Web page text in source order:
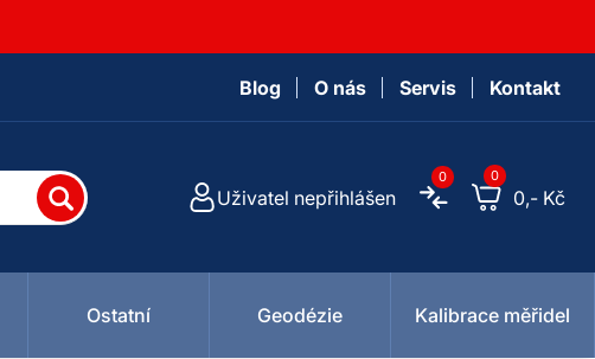
Blog O nás Servis Kontakt
Uživatel nepřihlášen
0 0
0,- Kč
Ostatní Geodézie Kalibrace měřidel